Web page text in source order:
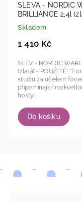
SLEVA - NORDIC
BRILLIANCE 2,4l
Skladem
1 410 Kč
Do košíku
SLEV - NORDIC
(zlatá) - POUŽITÉ* *Forma byla použita pouze jednou v našem
studiu za účelem focení receptu
připomínající
hosty...